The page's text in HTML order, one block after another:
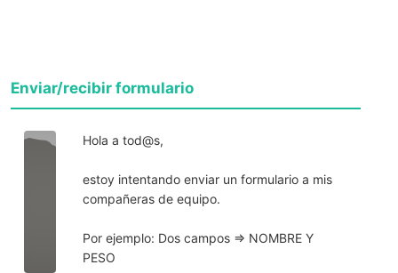
Enviar/recibir formulario
Hola a tod@s,
estoy intentando enviar un formulario a mis
compañeras de equipo.
Por ejemplo: Dos campos => NOMBRE Y
PESO